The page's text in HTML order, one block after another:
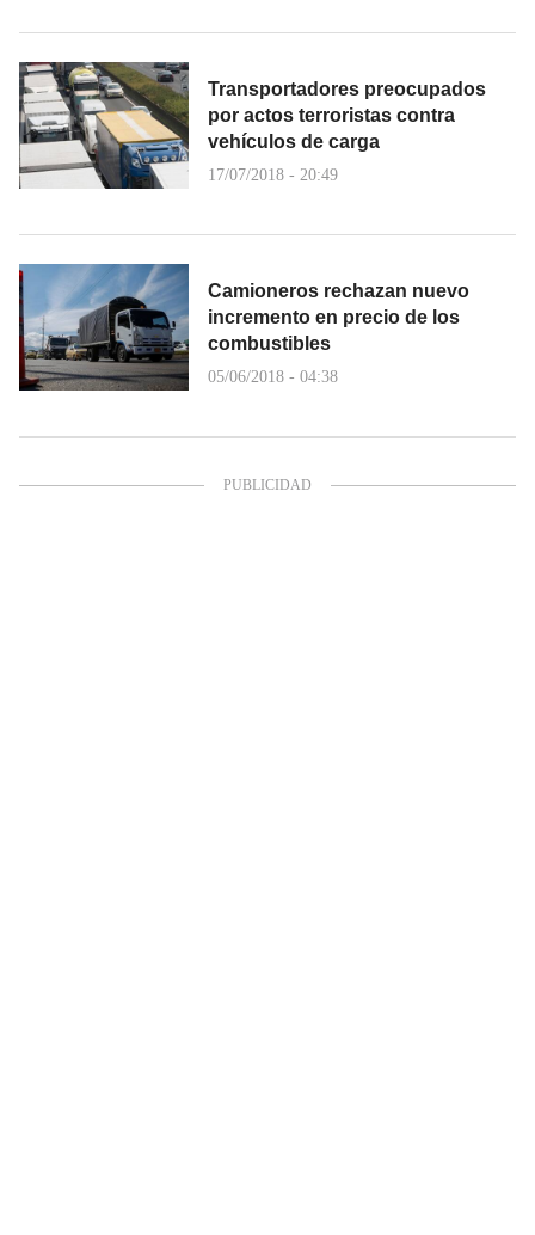
Transportadores preocupados
por actos terroristas contra
vehículos de carga
17/07/2018 - 20:49
Camioneros rechazan nuevo
incremento en precio de los
combustibles
05/06/2018 - 04:38